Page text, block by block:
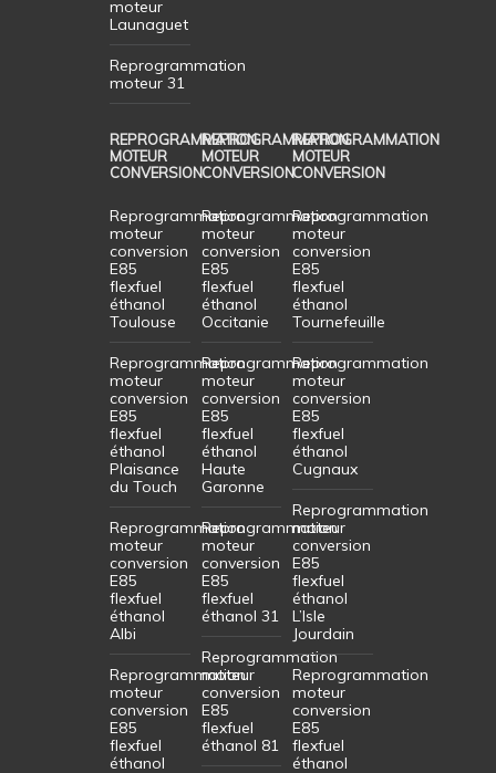
moteur
Launaguet
Reprogrammation
moteur 31
REPROGRAMMATION
MOTEUR
CONVERSION
Reprogrammation
moteur
conversion
E85
flexfuel
éthanol
Toulouse
Reprogrammation
moteur
conversion
E85
flexfuel
éthanol
Plaisance
du Touch
Reprogrammation
moteur
conversion
E85
flexfuel
éthanol
Albi
Reprogrammation
moteur
conversion
E85
flexfuel
éthanol
REPROGRAMMATION
MOTEUR
CONVERSION
Reprogrammation
moteur
conversion
E85
flexfuel
éthanol
Occitanie
Reprogrammation
moteur
conversion
E85
flexfuel
éthanol
Haute
Garonne
Reprogrammation
moteur
conversion
E85
flexfuel
éthanol 31
Reprogrammation
moteur
conversion
E85
flexfuel
éthanol 81
REPROGRAMMATION
MOTEUR
CONVERSION
Reprogrammation
moteur
conversion
E85
flexfuel
éthanol
Tournefeuille
Reprogrammation
moteur
conversion
E85
flexfuel
éthanol
Cugnaux
Reprogrammation
moteur
conversion
E85
flexfuel
éthanol
L’Isle
Jourdain
Reprogrammation
moteur
conversion
E85
flexfuel
éthanol